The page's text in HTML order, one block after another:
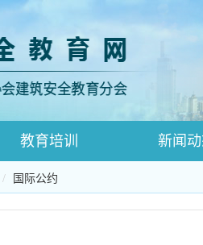
教育培训 新闻
师资登录页面
国际公约